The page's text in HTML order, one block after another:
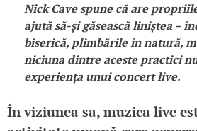
Nick Cave spune că are
ajută să-și găsească liniștea –
biserică, plimbările în natură,
niciuna dintre aceste practici
experiența unui concert live.
În viziunea sa, muzica live